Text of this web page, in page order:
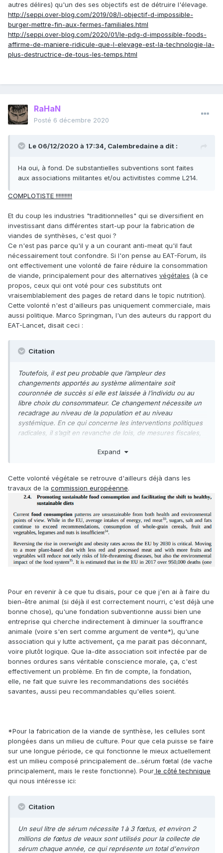
autres délires) qu'un des ses objectifs est de détruire l'élevage.
http://seppi.over-blog.com/2019/08/l-objectif-d-impossible-
burger-mettre-fin-aux-fermes-familiales.html
http://seppi.over-blog.com/2020/01/le-pdg-d-impossible-foods-
affirme-de-maniere-ridicule-que-l-elevage-est-la-technologie-la-
plus-destructrice-de-tous-les-temps.html
RaHaN
Posté 6 décembre 2020
Le 06/12/2020 à 17:34, Calembredainea dit :
Ha oui, à fond. De substantielles subventions sont faites
aux associations militantes et/ou activitistes comme L214.
COMPLOTISTE !!!!!!!!!!!
Et du coup les industries "traditionnelles" qui se diversifient en
investissant dans différentes start-up pour la fabrication de
viandes de synthèses, c'est quoi ?
Ce n'est pas parce qu'il y a un courant anti-meat qu'il faut
nécessairement tout confondre. Si l'on pense au EAT-Forum, ils
ont effectivement une volonté de faire réduire la consommation
de viande, principalement pour des alternatives végétales (à ce
propos, ceux qui ont voté pour ces substituts ont
vraisemblablement des pages de retard dans le topic nutrition).
Cette volonté n'est d'ailleurs pas uniquement commerciale, mais
aussi politique. Marco Springman, l'un des auteurs du rapport du
EAT-Lancet, disait ceci :
Citation
Toutefois, il est peu probable que l’ampleur des
changements apportés au système alimentaire soit
couronnée de succès si elle est laissée à l’individu ou au
libre choix du consommateur. Ce changement nécessite un
recadrage au niveau de la population et au niveau
systémique. En ce qui concerne les interventions politiques
radicales, il s’agit en revanche de lois, de mesures fiscales,
commerce et d’autres mesures économiques et
Expand
Cette volonté végétale se retrouve d'ailleurs déjà dans les
travaux de la commission européenne.
Pour en revenir à ce que tu disais, pour ce que j'en ai à faire du
bien-être animal (si déjà il est correctement nourri, c'est déjà une
bonne chose), qu'une fondation subventionne aussi bien une
entreprise qui cherche indirectement à diminuer la souffrance
animale (voire s'en sert comme argument de vente*), qu'une
association qui y lutte activement, ça me parait pas déconnant,
voire plutôt logique. Que la-dite association soit infectée par de
bonnes ordures sans véritable conscience morale, ça, c'est
effectivement un problème. En fin de compte, la fondation,
elle, ne fait que suivre les recommandations des sociétés
savantes, aussi peu recommandables qu'elles soient.
*Pour la fabrication de la viande de synthèse, les cellules sont
plongées dans un milieu de culture. Pour que cela puisse se faire
sur une longue période, ce qui fonctionne le mieux actuellement
est un milieu composé principalement de...sérum fœtal (de vache
principalement, mais le reste fonctionne). Pour le côté technique
qui nous intéresse ici:
Citation
Un seul litre de sérum nécessite 1 à 3 fœtus, et environ 2
millions de fœtus de veaux sont utilisés pour la collecte de
sérum chaque année, ce qui représente un total d'environ